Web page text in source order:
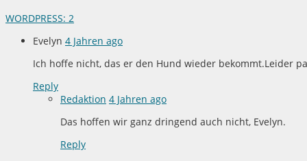
WORDPRESS: 2
Evelyn 4 Jahren ago
Ich hoffe nicht, das er den Hund wieder bekommt.Leider
Reply
Redaktion 4 Jahren ago
Das hoffen wir ganz dringend auch nicht, Evelyn.
Reply